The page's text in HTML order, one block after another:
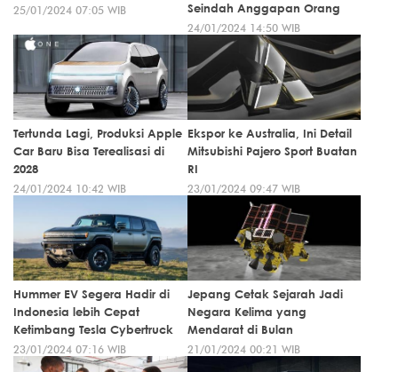
25/01/2024 07:05 WIB
Seindah Anggapan Orang
24/01/2024 14:50 WIB
Tertunda Lagi, Produksi Apple
Car Baru Bisa Terealisasi di
2028
24/01/2024 10:42 WIB
Ekspor ke Australia, Ini Detail
Mitsubishi Pajero Sport Buatan
RI
23/01/2024 09:47 WIB
Hummer EV Segera Hadir di
Indonesia lebih Cepat
Ketimbang Tesla Cybertruck
23/01/2024 07:16 WIB
Jepang Cetak Sejarah Jadi
Negara Kelima yang
Mendarat di Bulan
21/01/2024 00:21 WIB